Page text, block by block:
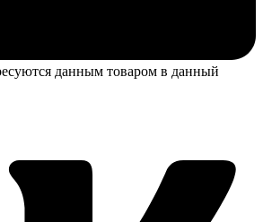
данным товаром в данный